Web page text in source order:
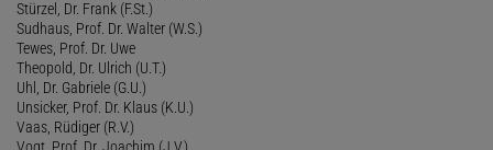
Stürzel, Dr. Frank (F.St.)
Sudhaus, Prof. Dr. Walter (W.S.)
Tewes, Prof. Dr. Uwe
Theopold, Dr. Ulrich (U.T.)
Uhl, Dr. Gabriele (G.U.)
Unsicker, Prof. Dr. Klaus (K.U.)
Vaas, Rüdiger (R.V.)
Vogt, Prof. Dr. Joachim (J.V.)